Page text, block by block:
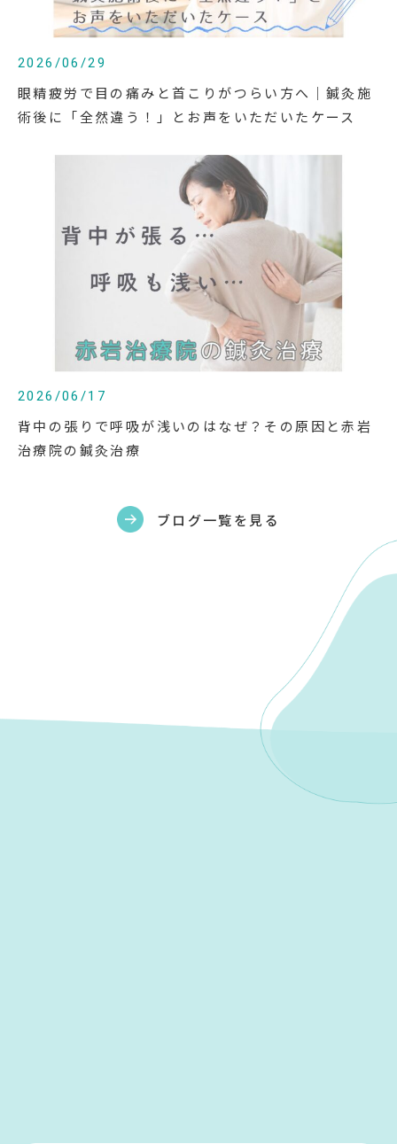
2026/06/29
眼精疲労で目の痛みと首こりがつらい方へ｜鍼灸施
術後に「全然違う！」とお声をいただいたケース
2026/06/17
背中の張りで呼吸が浅いのはなぜ？その原因と赤岩
治療院の鍼灸治療
ブログ一覧を見る